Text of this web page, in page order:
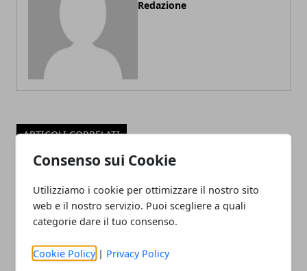
Consenso sui Cookie
Utilizziamo i cookie per ottimizzare il nostro sito
web e il nostro servizio. Puoi scegliere a quali
categorie dare il tuo consenso.
Cookie Policy | Privacy Policy
Redazione
ARTICOLI CORRELATI